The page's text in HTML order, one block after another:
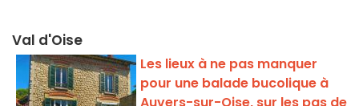
Val d'Oise
Les lieux à ne pas manquer
pour une balade bucolique à